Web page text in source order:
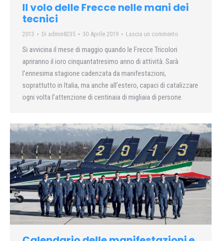
Il volo delle Frecce nelle mani dei
tecnici
2013 Di admin8235 30 Aprile 2019 Lascia un commento
Si avvicina il mese di maggio quando le Frecce Tricolori
apriranno il ioro cinquantatresimo anno di attività. Sarà
l’ennesima stagione cadenzata da manifestazioni,
soprattutto in Italia, ma anche all’estero, capaci di catalizzare
ogni volta l’attenzione di centinaia di migliaia di persone.